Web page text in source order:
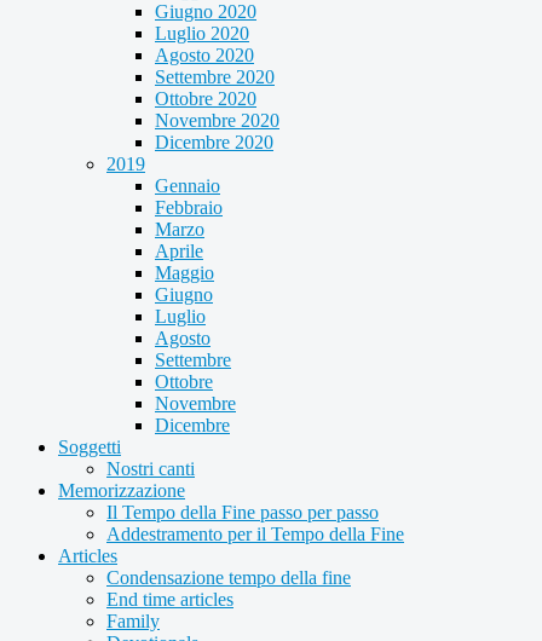
Giugno 2020
Luglio 2020
Agosto 2020
Settembre 2020
Ottobre 2020
Novembre 2020
Dicembre 2020
2019
Gennaio
Febbraio
Marzo
Aprile
Maggio
Giugno
Luglio
Agosto
Settembre
Ottobre
Novembre
Dicembre
Soggetti
Nostri canti
Memorizzazione
Il Tempo della Fine passo per passo
Addestramento per il Tempo della Fine
Articles
Condensazione tempo della fine
End time articles
Family